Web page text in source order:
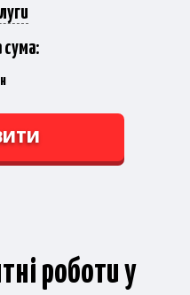
сума:
роботи у